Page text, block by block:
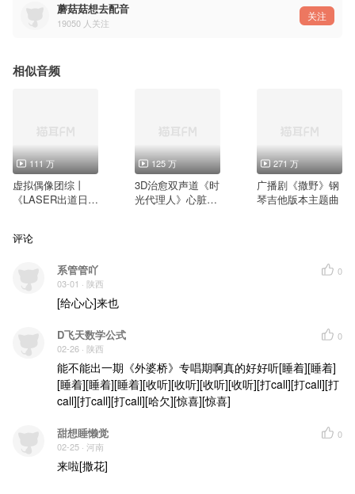
蘑菇菇想去配音
19050 人关注
关注
相似音频
111 万
虚拟偶像团综丨
《LASER出道日》
125 万
3D治愈双声道《时
光代理人》心脏骤
271 万
广播剧《撒野》钢
琴吉他版本主题曲
评论
系管管吖
03-01 · 陕西
0
[给心心]来也
D飞天数学公式
02-26 · 陕西
0
能不能出一期《外婆桥》专唱期啊真的好好听[睡着][睡着]
[睡着][睡着][睡着][收听][收听][收听][收听][打call][打call][打
call][打call][打call][哈欠][惊喜][惊喜]
甜想睡懒觉
02-25 · 河南
0
来啦[撒花]